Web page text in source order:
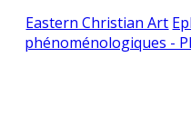
Eastern Christian Art
phénoménologiques -